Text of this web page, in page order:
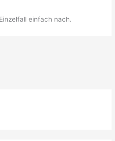
einfach nach.